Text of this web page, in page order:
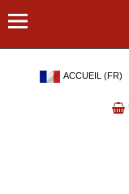
ACCUEIL (FR)